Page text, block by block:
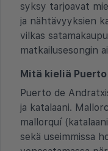
syksy tarjoavat
ja nähtävyyksien
vilkas
matkailusesongin
Mitä kieliä
Puerto de
ja katalaani.
mallorquí
sekä useimmissa